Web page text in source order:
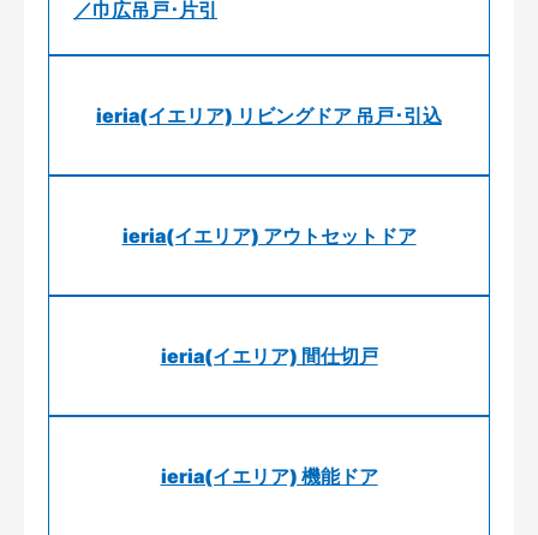
／巾広吊戸･片引
ieria(イエリア) リビングドア 吊戸･引込
ieria(イエリア) アウトセットドア
ieria(イエリア) 間仕切戸
ieria(イエリア) 機能ドア